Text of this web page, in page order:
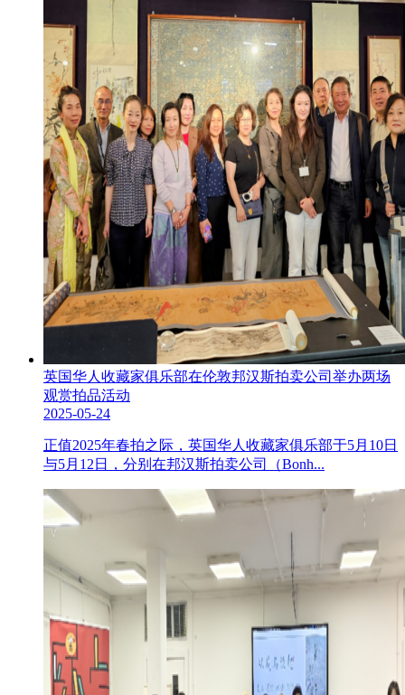
英国华人收藏家俱乐部在伦敦邦汉斯拍卖公司举办两场
观赏拍品活动
2025-05-24
正值2025年春拍之际，英国华人收藏家俱乐部于5月10日
与5月12日，分别在邦汉斯拍卖公司（Bonh...